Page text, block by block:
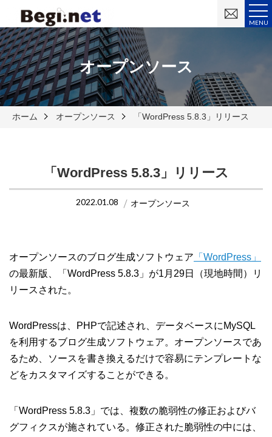
MENU
い
オープンソース
ホーム オープンソース 「WordPress 5.8.3」リリース
「WordPress 5.8.3」リリース
2022.01.08 オープンソース
オープンソースのブログ生成ソフトウェア 「WordPress」
の最新版、「WordPress 5.8.3」が1月29日（現地時間）リ
リースされた。
WordPressは、PHPで記述され、データベースにMySQL
を利用するブログ生成ソフトウェア。オープンソースであ
るため、ソースを書き換えるだけで容易にテンプレートな
どをカスタマイズすることができる。
「WordPress 5.8.3」では、複数の脆弱性の修正およびバ
グフィクスが施されている。修正された脆弱性の中には、